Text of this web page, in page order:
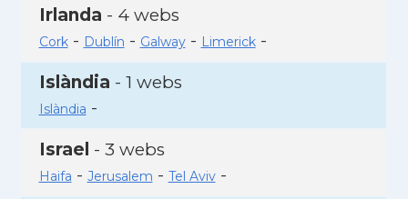
Irlanda - 4 webs
Cork- Dublín - Galway- Limerick-
Islàndia - 1 webs
Islàndia -
Israel - 3 webs
Haifa - Jerusalem - Tel Aviv-